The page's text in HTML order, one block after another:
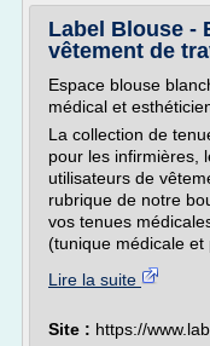
Label Blouse -
vêtement de
Espace blouse
médical et
La collection de
pour les infirmières,
utilisateurs de
rubrique de notre
vos tenues
(tunique médicale et
Lire la suite
Site : https://